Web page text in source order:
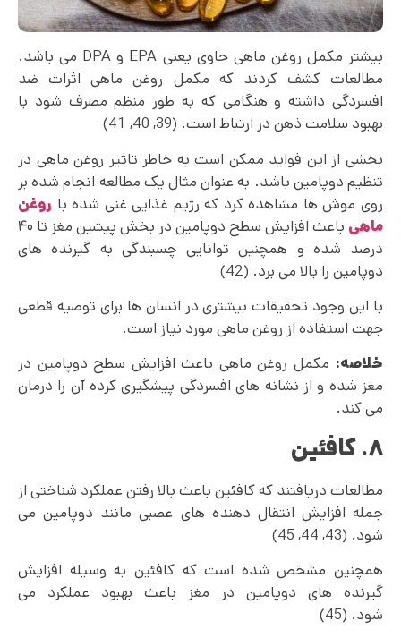
بیشتر مکمل روغن ماهی حاوی یعنی EPA و DPA می باشد.
مطالعات کشف کردند که مکمل روغن ماهی اثرات ضد
افسردگی داشته و هنگامی که به طور منظم مصرف شود با
بهبود سلامت ذهن در ارتباط است. (39, 40, 41)
بخشی از این فواید ممکن است به خاطر تاثیر روغن ماهی در
تنظیم دوپامین باشد. به عنوان مثال یک مطالعه انجام شده بر
روی موش ها مشاهده کرد که رژیم غذایی غنی شده با روغن
ماهی
باعث افزایش سطح دوپامین در بخش پیشین مغز تا ۴۰
درصد شده و همچنین توانایی چسبندگی به گیرنده های
دوپامین را بالا می برد. (42)
با این وجود تحقیقات بیشتری در انسان ها برای توصیه قطعی
جهت استفاده از روغن ماهی مورد نیاز است.
خلاصه: مکمل روغن ماهی باعث افزایش سطح دوپامین در
مغز شده و از نشانه‌ های افسردگی پیشگیری کرده آن را درمان
می کند.
۸. کافئین
مطالعات دریافتند که کافئین باعث بالا رفتن عملکرد شناختی از
جمله افزایش انتقال دهنده های عصبی مانند دوپامین می‌
شود. (43, 44, 45)
همچنین مشخص شده است که کافئین به وسیله افزایش
گیرنده های دوپامین در مغز باعث بهبود عملکرد می‌
شود. (45)